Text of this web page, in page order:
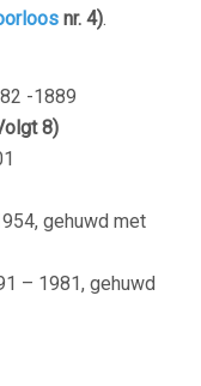
nr. 4).
-1889
8)
gehuwd met
– 1981, gehuwd